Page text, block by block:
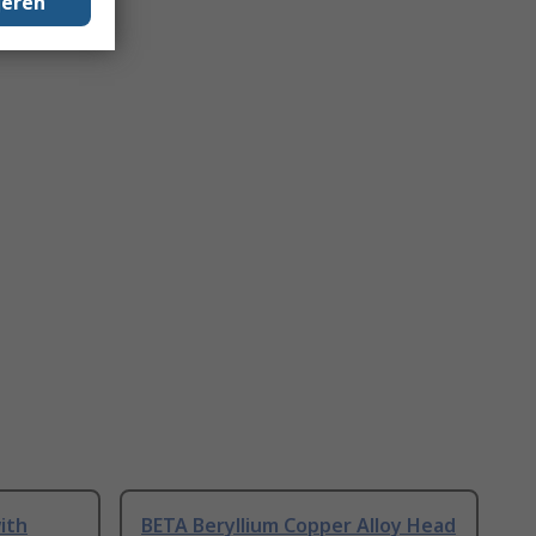
BETA Beryllium Copper Alloy Head